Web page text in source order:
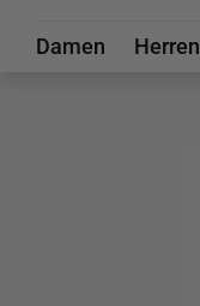
Damen Herren